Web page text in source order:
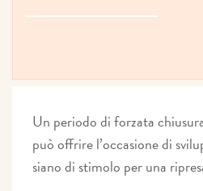
Un periodo di forzata
può offrire l’occasione di
siano di stimolo per una